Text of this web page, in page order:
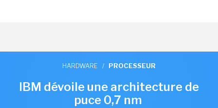
HARDWARE / PROCESSEUR
IBM dévoile une architecture de
puce 0,7 nm